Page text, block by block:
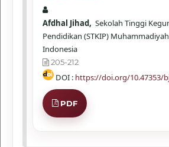
Afdhal Jihad, Sekolah Tinggi
Pendidikan (STKIP)
Indonesia
205-212
DOI : https://doi.org/10.47353/
PDF